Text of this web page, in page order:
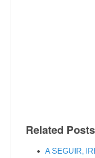
Related
A SEGUIR,